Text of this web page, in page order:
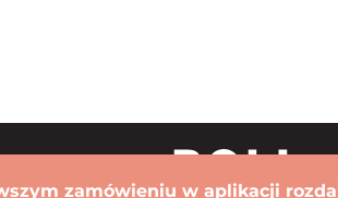
zamówieniu w aplikacji